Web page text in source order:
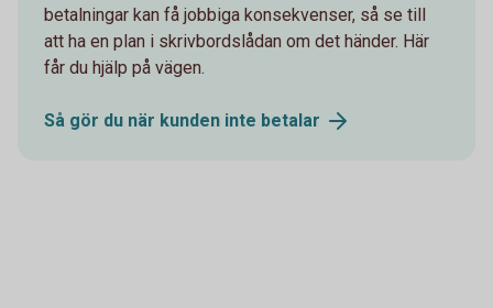
betalningar kan få jobbiga konsekvenser, så se till
att ha en plan i skrivbordslådan om det händer. Här
får du hjälp på vägen.
Så gör du när kunden inte betalar